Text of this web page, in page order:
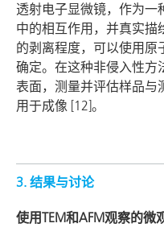
透射电子显微镜，作为
中的相互作用，并真实描
的剥离程度，可以使用原
确定。在这种非侵入性方
表面，测量并评估样品与
用于成像 [12]。
3. 结果与讨论
使用TEM和AFM观察的微